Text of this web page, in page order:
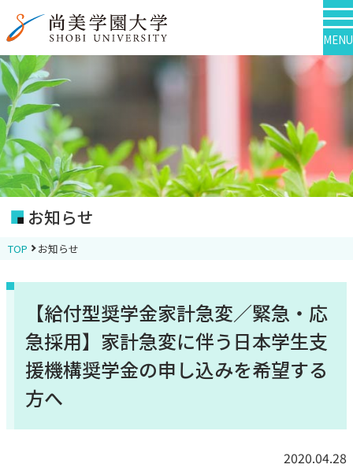
MENU
お知らせ
TOP お知らせ
【給付型奨学金家計急変／緊急・応
急採用】家計急変に伴う日本学生支
援機構奨学金の申し込みを希望する
方へ
2020.04.28